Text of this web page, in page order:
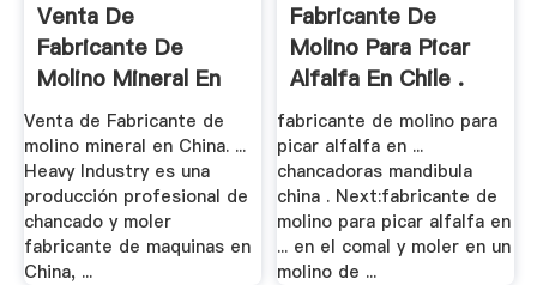
Venta De
Fabricante De
Molino Mineral En
China
Venta de Fabricante de
molino mineral en China. ...
Heavy Industry es una
producción profesional de
chancado y moler
fabricante de maquinas en
China, ...
Fabricante De
Molino Para Picar
Alfalfa En Chile .
fabricante de molino para
picar alfalfa en ...
chancadoras mandibula
china . Next:fabricante de
molino para picar alfalfa en
... en el comal y moler en un
molino de ...